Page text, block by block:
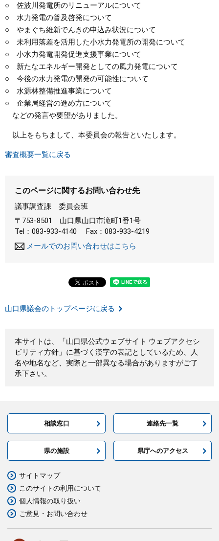
○ 佐波川発電所のリニューアルについて
○ 水力発電の普及啓発について
○ やまぐち維新でんきの申込み状況について
○ 未利用落差を活用した小水力発電所の開発について
○ 小水力発電開発促進支援事業について
○ 新たなエネルギー開発としての風力発電について
○ 今後の水力発電の開発の可能性について
○ 水源林整備推進事業について
○ 企業局経営の進め方について
などの発言や要望がありました。
以上をもちまして、本委員会の報告といたします。
審査概要一覧に戻る
このページに関するお問い合わせ先
議事調査課
委員会班
〒753-8501
山口県山口市滝町1番1号
Tel：083-933-4140
Fax：083-933-4219
メールでのお問い合わせはこちら
山口県議会のトップページに戻る
本サイトは、「山口県公式ウェブサイト ウェブアクセシ
ビリティ方針」に基づく漢字の表記としているため、人
名や地名など、実際と一部異なる場合がありますがご了
承下さい。
相談窓口 連絡先一覧
県の施設 県庁へのアクセス
サイトマップ
このサイトの利用について
個人情報の取り扱い
ご意見・お問い合わせ